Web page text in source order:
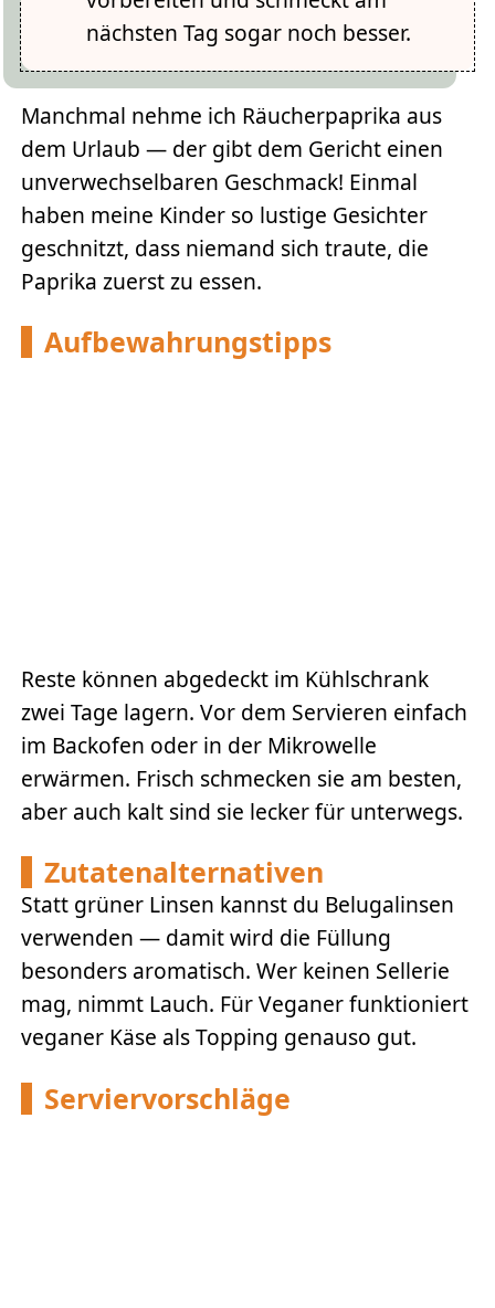
nächsten Tag sogar noch besser.
Manchmal nehme ich Räucherpaprika aus
dem Urlaub — der gibt dem Gericht einen
unverwechselbaren Geschmack! Einmal
haben meine Kinder so lustige Gesichter
geschnitzt, dass niemand sich traute, die
Paprika zuerst zu essen.
Aufbewahrungstipps
Reste können abgedeckt im Kühlschrank
zwei Tage lagern. Vor dem Servieren einfach
im Backofen oder in der Mikrowelle
erwärmen. Frisch schmecken sie am besten,
aber auch kalt sind sie lecker für unterwegs.
Zutatenalternativen
Statt grüner Linsen kannst du Belugalinsen
verwenden — damit wird die Füllung
besonders aromatisch. Wer keinen Sellerie
mag, nimmt Lauch. Für Veganer funktioniert
veganer Käse als Topping genauso gut.
Serviervorschläge